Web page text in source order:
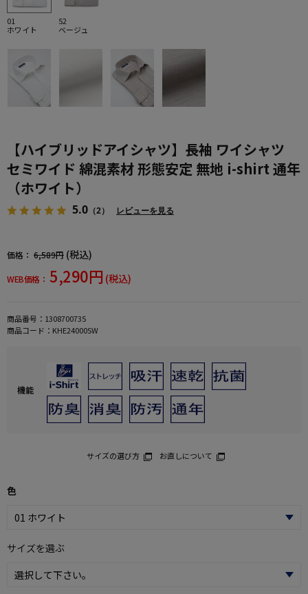
01
ホワイト
52
ベージュ
【ハイブリッドアイシャツ】長袖 ワイシャツ
セミワイド 綿混素材 形態安定 無地 i-shirt 通年
（ホワイト）
5.0 （2） レビューを見る
価格： 6,589円 (税込)
WEB価格： 5,290円 (税込)
商品番号： 1308700735
商品コード： KHE24000SW
機能
サイズの選び方 お直しについて
色
サイズを選ぶ